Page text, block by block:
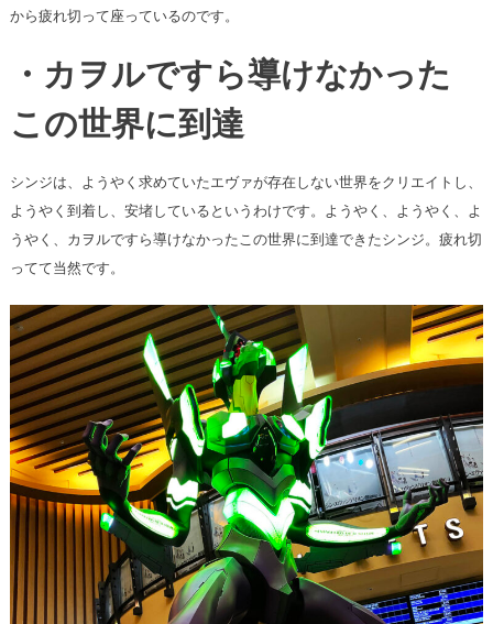
から疲れ切って座っているのです。
・カヲルですら導けなかった
この世界に到達
シンジは、ようやく求めていたエヴァが存在しない世界をクリエイトし、
ようやく到着し、安堵しているというわけです。ようやく、ようやく、よ
うやく、カヲルですら導けなかったこの世界に到達できたシンジ。疲れ切
ってて当然です。